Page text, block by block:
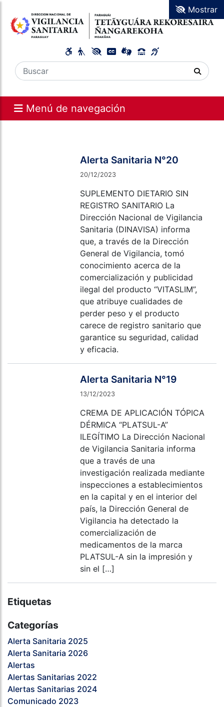
Menú de navegación
Mostrar
Alerta Sanitaria N°20
20/12/2023
SUPLEMENTO DIETARIO SIN
REGISTRO SANITARIO La
Dirección Nacional de Vigilancia
Sanitaria (DINAVISA) informa
que, a través de la Dirección
General de Vigilancia, tomó
conocimiento acerca de la
comercialización y publicidad
ilegal del producto “VITASLIM”,
que atribuye cualidades de
perder peso y el producto
carece de registro sanitario que
garantice su seguridad, calidad
y eficacia.
Alerta Sanitaria N°19
13/12/2023
CREMA DE APLICACIÓN TÓPICA
DÉRMICA “PLATSUL-A”
ILEGÍTIMO La Dirección Nacional
de Vigilancia Sanitaria informa
que a través de una
investigación realizada mediante
inspecciones a establecimientos
en la capital y en el interior del
país, la Dirección General de
Vigilancia ha detectado la
comercialización de
medicamentos de la marca
PLATSUL-A sin la impresión y
sin el […]
Etiquetas
Categorías
Alerta Sanitaria 2025
Alerta Sanitaria 2026
Alertas
Alertas Sanitarias 2022
Alertas Sanitarias 2024
Comunicado 2023